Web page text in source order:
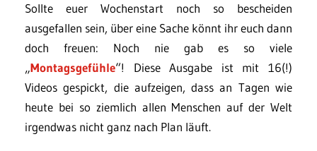
Sollte euer Wochenstart noch so bescheiden
ausgefallen sein, über eine Sache könnt ihr euch dann
doch freuen: Noch nie gab es so viele
„Montagsgefühle“! Diese Ausgabe ist mit 16(!)
Videos gespickt, die aufzeigen, dass an Tagen wie
heute bei so ziemlich allen Menschen auf der Welt
irgendwas nicht ganz nach Plan läuft.